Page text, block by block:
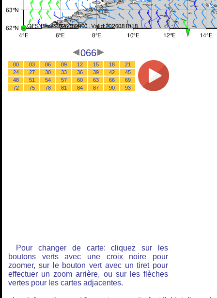
066
00 03 06 09 12 15 18
21
24
27 30 33 36 39 42
45
48
51 54 57 60 63 66
69
72
75 78 81 84 87 90 93
Pour changer de carte: cliquez sur les
boutons verts avec une croix noire pour
zoomer, sur le bouton vert avec un tiret pour
effectuer un zoom arrière, ou sur les flèches
vertes pour les cartes adjacentes.